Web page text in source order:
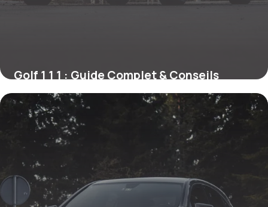
Golf 1 1 1 : Guide Complet & Conseils
21 mai 2026